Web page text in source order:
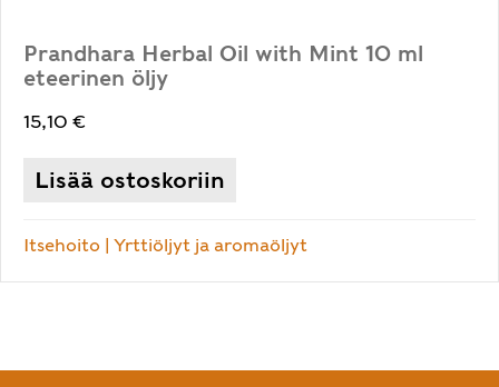
Prandhara Herbal Oil with Mint 10 ml
eteerinen öljy
15,10 €
Lisää ostoskoriin
Itsehoito | Yrttiöljyt ja aromaöljyt